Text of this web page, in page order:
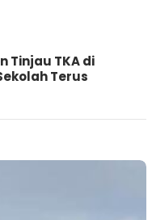
Tinjau TKA di
Terus